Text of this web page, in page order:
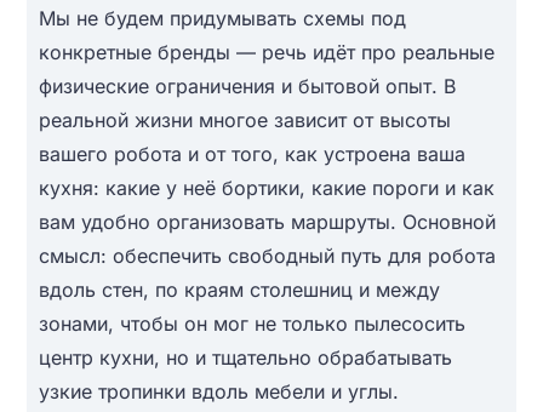
Мы не будем придумывать схемы под
конкретные бренды — речь идёт про реальные
физические ограничения и бытовой опыт. В
реальной жизни многое зависит от высоты
вашего робота и от того, как устроена ваша
кухня: какие у неё бортики, какие пороги и как
вам удобно организовать маршруты. Основной
смысл: обеспечить свободный путь для робота
вдоль стен, по краям столешниц и между
зонами, чтобы он мог не только пылесосить
центр кухни, но и тщательно обрабатывать
узкие тропинки вдоль мебели и углы.